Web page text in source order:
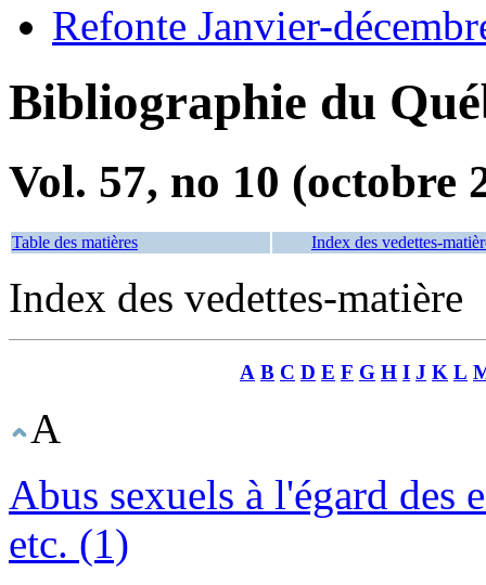
Refonte Janvier-
Bibliographie du
Vol. 57, no 10 (octobre
Table des matières Index des vedettes-
Index des vedettes-matière
A B C D E F G H I J K L
A
Abus sexuels à l'égard
etc. (1)